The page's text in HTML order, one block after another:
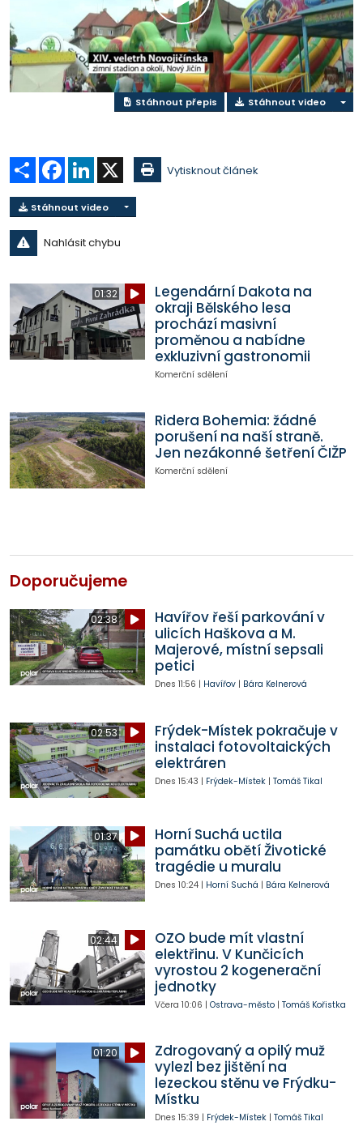
Přehrát
video
Stáhnout přepis Stáhnout video
Sdílet Facebook
LinkedIn Vytisknout článek
Stáhnout video
Nahlásit chybu
01:32
Legendární Dakota na
okraji Bělského lesa
prochází masivní
proměnou a nabídne
exkluzivní gastronomii
Komerční sdělení
Ridera Bohemia: žádné
porušení na naší straně.
Jen nezákonné šetření ČIŽP
Komerční sdělení
Doporučujeme
02:38
Havířov řeší parkování v
ulicích Haškova a M.
Majerové, místní sepsali
petici
Dnes 11:56 | Havířov| Bára Kelnerová
02:53
Frýdek-Místek pokračuje v
instalaci fotovoltaických
elektráren
Dnes 15:43 | Frýdek-Místek| Tomáš Tikal
01:37
Horní Suchá uctila
památku obětí Životické
tragédie u muralu
Dnes 10:24| Horní Suchá | Bára Kelnerová
02:44
OZO bude mít vlastní
elektřinu. V Kunčicích
vyrostou 2 kogenerační
jednotky
Včera 10:06 | Ostrava-město| Tomáš Kořistka
01:20
Zdrogovaný a opilý muž
vylezl bez jištění na
lezeckou stěnu ve Frýdku-
Místku
Dnes 15:39 | Frýdek-Místek| Tomáš Tikal